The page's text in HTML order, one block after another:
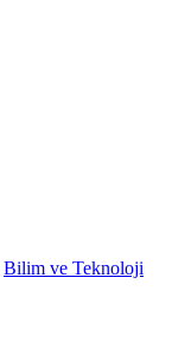
Bilim ve Teknoloji